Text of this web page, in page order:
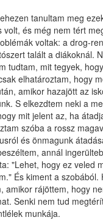
tanultam meg
volt, és még nem tért
voltak: a drog-
talált a diákoknál.
tudtam, mit tegyek,
elhatároztam, hogy
amikor hazajött az
S elkezdtem neki a
mit jelent az, ha
szóba a rossz
és önmagunk
annál
"Lehet, hogy ez veled
És kiment a szobából.
amikor rájöttem, hogy
Senki nem tud
munkája.